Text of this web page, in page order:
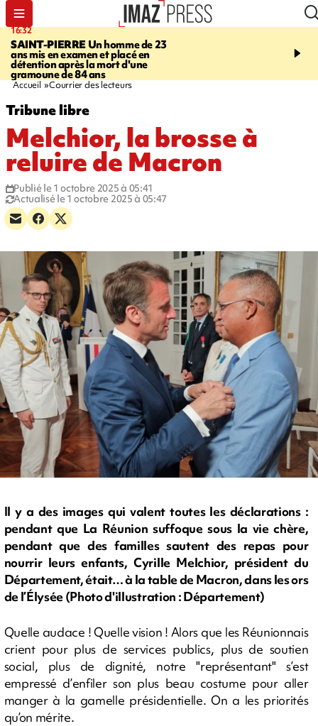
16:32
SAINT-PIERREUn homme de 23
ans mis en examen et placé en
détention après la mort d'une
gramoune de 84 ans
21:08
et Turquie scellent un
Accueil Courrier des lecteurs
Tribune libre
Melchior, la brosse à
reluire de Macron
Publié le 1 octobre 2025 à 05:41
Actualisé le 1 octobre 2025 à 05:47
Il y a des images qui valent toutes les déclarations :
pendant que La Réunion suffoque sous la vie chère,
pendant que des familles sautent des repas pour
nourrir leurs enfants, Cyrille Melchior, président du
Département, était… à la table de Macron, dans les ors
de l’Élysée (Photo d'illustration : Département)
Quelle audace ! Quelle vision ! Alors que les Réunionnais
crient pour plus de services publics, plus de soutien
social, plus de dignité, notre "représentant" s’est
empressé d’enfiler son plus beau costume pour aller
manger à la gamelle présidentielle. On a les priorités
qu’on mérite.